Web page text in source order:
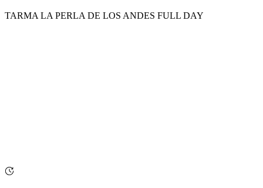
TARMA LA PERLA DE LOS ANDES FULL DAY